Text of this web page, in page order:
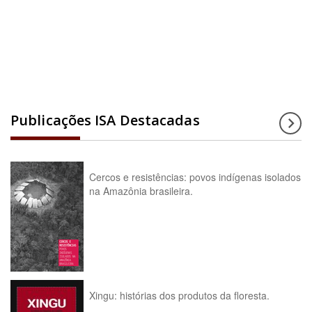
Publicações ISA Destacadas
Cercos e resistências: povos indígenas isolados
na Amazônia brasileira.
Xingu: histórias dos produtos da floresta.